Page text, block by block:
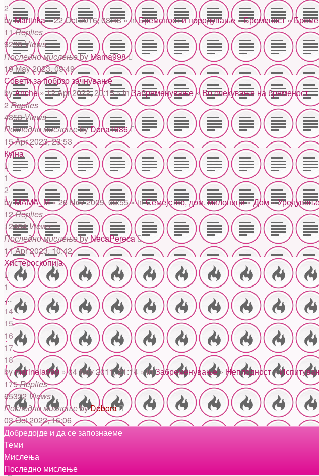
2
byMartinka» 22 Oct 2016, 08:48 » inБременост и породување »Бременост»
11Replies
9298Views
Последно мислењеbyMama998
19 May 2023, 09:49
Совети за побрзо зачнување
byAnche» 12 Apr 2022, 20:15 » inЗабременување»Во очекување на бременост
2Replies
4853Views
Последно мислењеbyDona1986
15 Apr 2023, 23:53
Кујна
1
2
byMAMA_M» 26 Nov 2009, 08:55 » inСемејство, дом, миленици»Дом »
12Replies
12464Views
Последно мислењеbyNecaPereca
11 Apr 2023, 10:42
Хистероскопија
1
…
14
15
16
17
18
bymarinela999 » 04 Nov 2011, 21:14 » inЗабременување» Неплодност»
175Replies
65322 Views
Последно мислењеbyDebora
03 Oct 2022, 16:06
Добредојде и да се запознаеме
Теми
Мислења
Последно мислење